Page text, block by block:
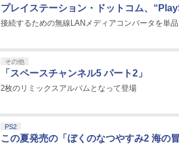
プレイステーション・ドットコム、
接続するための無線LANメディアコンバータを単
その他
「スペースチャンネル5 パート2」
2枚のリミックスアルバムとなって登場
PS2
この夏発売の「ぼくのなつやすみ2 海の